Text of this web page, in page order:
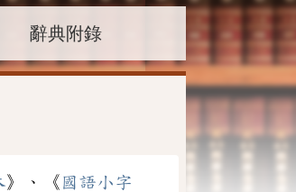
辭典附錄
》、《 國語小字